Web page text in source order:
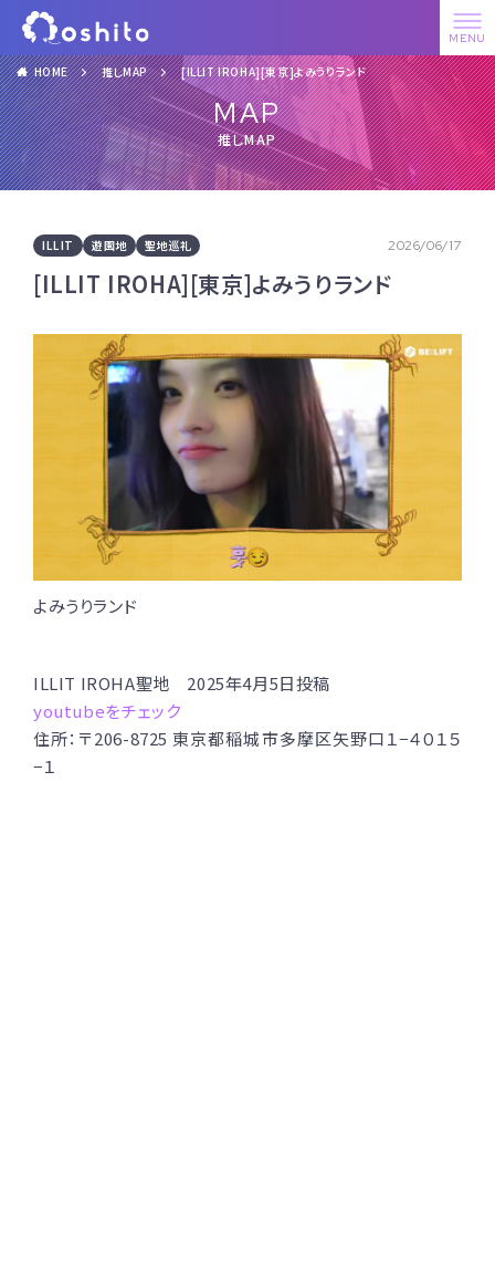
HOME 推しMAP [ILLIT IROHA][東京]よみうりランド
MAP
推しMAP
ILLIT 遊園地 聖地巡礼 2026/06/17
[ILLIT IROHA][東京]よみうりランド
よみうりランド
ILLIT IROHA聖地 2025年4月5日投稿
youtubeをチェック
住所：〒206-8725 東京都稲城市多摩区矢野口１−４０１５
−１